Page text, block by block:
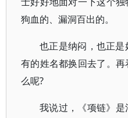
狗血的、漏洞百出的。
也正是纳闷，也正
有的姓名都换回去了。
么呢?
我说过，《项链》